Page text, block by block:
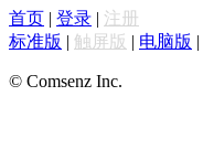
首页 | 登录 | 注册
标准版 | 触屏版 | 电脑版 |
© Comsenz Inc.